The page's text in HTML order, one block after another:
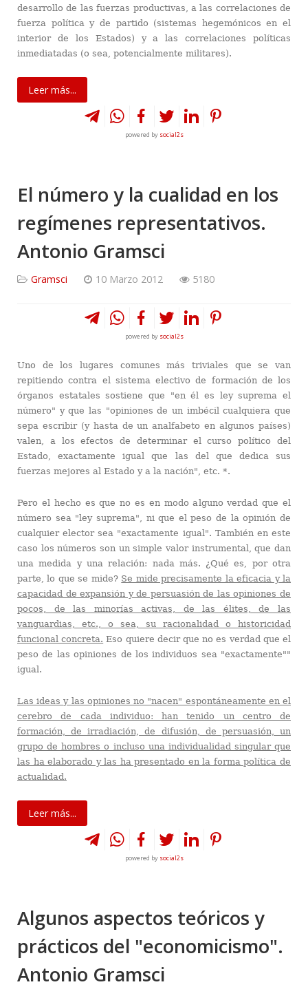
desarrollo de las fuerzas productivas, a las correlaciones de
fuerza política y de partido (sistemas hegemónicos en el
interior de los Estados) y a las correlaciones políticas
inmediatadas (o sea, potencialmente militares).
Leer más...
powered by social2s
El número y la cualidad en los
regímenes representativos.
Antonio Gramsci
Gramsci 10 Marzo 2012 5180
powered by social2s
Uno de los lugares comunes más triviales que se van
repitiendo contra el sistema electivo de formación de los
órganos estatales sostiene que "en él es ley suprema el
número" y que las "opiniones de un imbécil cualquiera que
sepa escribir (y hasta de un analfabeto en algunos países)
valen, a los efectos de determinar el curso político del
Estado, exactamente igual que las del que dedica sus
fuerzas mejores al Estado y a la nación", etc. *.
Pero el hecho es que no es en modo alguno verdad que el
número sea "ley suprema", ni que el peso de la opinión de
cualquier elector sea "exactamente igual". También en este
caso los números son un simple valor instrumental, que dan
una medida y una relación: nada más. ¿Qué es, por otra
parte, lo que se mide? Se mide precisamente la eficacia y la
capacidad de expansión y de persuasión de las opiniones de
pocos, de las minorías activas, de las élites, de las
vanguardias, etc., o sea, su racionalidad o historicidad
funcional concreta. Eso quiere decir que no es verdad que el
peso de las opiniones de los individuos sea "exactamente""
igual.
Las ideas y las opiniones no "nacen" espontáneamente en el
cerebro de cada individuo: han tenido un centro de
formación, de irradiación, de difusión, de persuasión, un
grupo de hombres o incluso una individualidad singular que
las ha elaborado y las ha presentado en la forma política de
actualidad.
Leer más...
powered by social2s
Algunos aspectos teóricos y
prácticos del "economicismo".
Antonio Gramsci